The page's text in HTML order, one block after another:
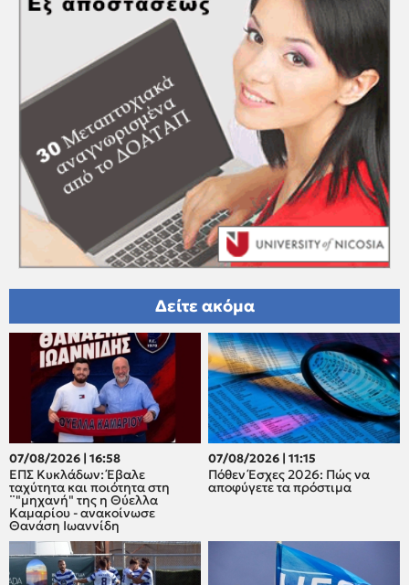
Δείτε ακόμα
07/08/2026 | 16:58
ΕΠΣ Κυκλάδων: Έβαλε
ταχύτητα και ποιότητα στη
¨"μηχανή" της η Θύελλα
Καμαρίου - ανακοίνωσε
Θανάση Ιωαννίδη
07/08/2026 | 11:15
Πόθεν Έσχες 2026: Πώς να
αποφύγετε τα πρόστιμα